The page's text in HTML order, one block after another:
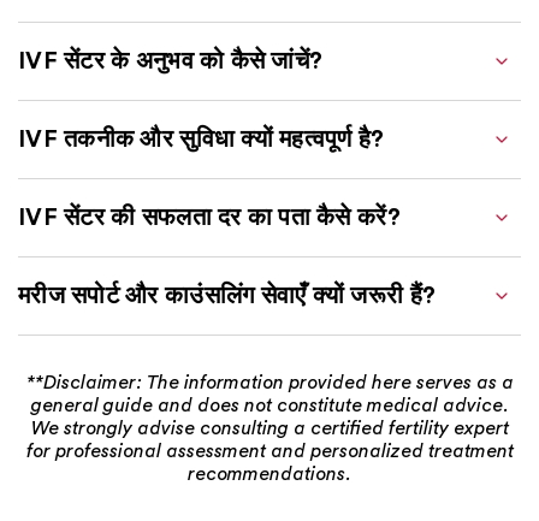
IVF सेंटर के अनुभव को कैसे जांचें?
IVF तकनीक और सुविधा क्यों महत्वपूर्ण है?
IVF सेंटर की सफलता दर का पता कैसे करें?
मरीज सपोर्ट और काउंसलिंग सेवाएँ क्यों जरूरी हैं?
**Disclaimer: The information provided here serves as a
general guide and does not constitute medical advice.
We strongly advise consulting a certified fertility expert
for professional assessment and personalized treatment
recommendations.